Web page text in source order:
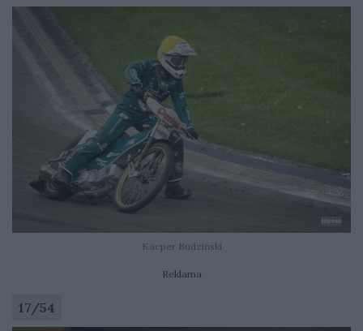
Kacper Budziński
Reklama
17/54